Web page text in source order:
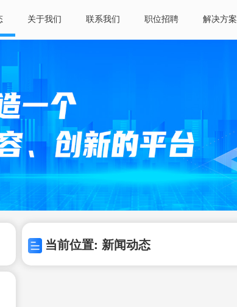
关于我们 联系我们 职位招聘 解决方案
当前位置: 新闻动态